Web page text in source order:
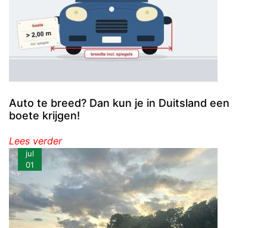
Auto te breed? Dan kun je in Duitsland een
boete krijgen!
Lees verder
jul
01